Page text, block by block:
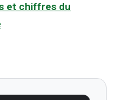
et chiffres du